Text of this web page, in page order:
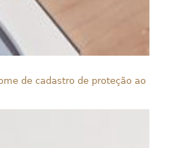
de cadastro de proteção ao